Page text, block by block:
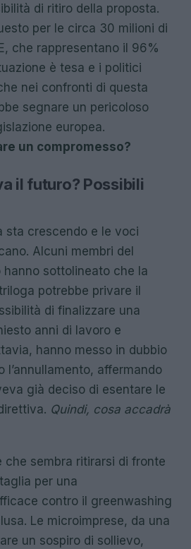
di ritiro della proposta.
per le circa 30 milioni di
che rappresentano il 96%
è tesa e i politici
nei confronti di questa
segnare un pericoloso
europea.
un compromesso?
il futuro? Possibili
sta crescendo e le voci
Alcuni membri del
hanno sottolineato che la
potrebbe privare il
di finalizzare una
anni di lavoro e
hanno messo in dubbio
l’annullamento, affermando
già deciso di esentare le
Quindi, cosa accadrà
che sembra ritirarsi di fronte
per una
contro il greenwashing
Le microimprese, da una
un sospiro di sollievo,